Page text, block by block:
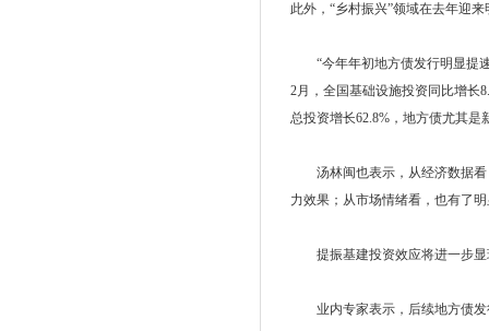
此外，“乡村振兴”领域在去年迎
“今年年初地方债发行明显提速
2月，全国基础设施投资同比增长
总投资增长62.8%，地方债尤其
汤林闽也表示，从经济数据看
力效果；从市场情绪看，也有了
提振基建投资效应将进一步显
业内专家表示，后续地方债发